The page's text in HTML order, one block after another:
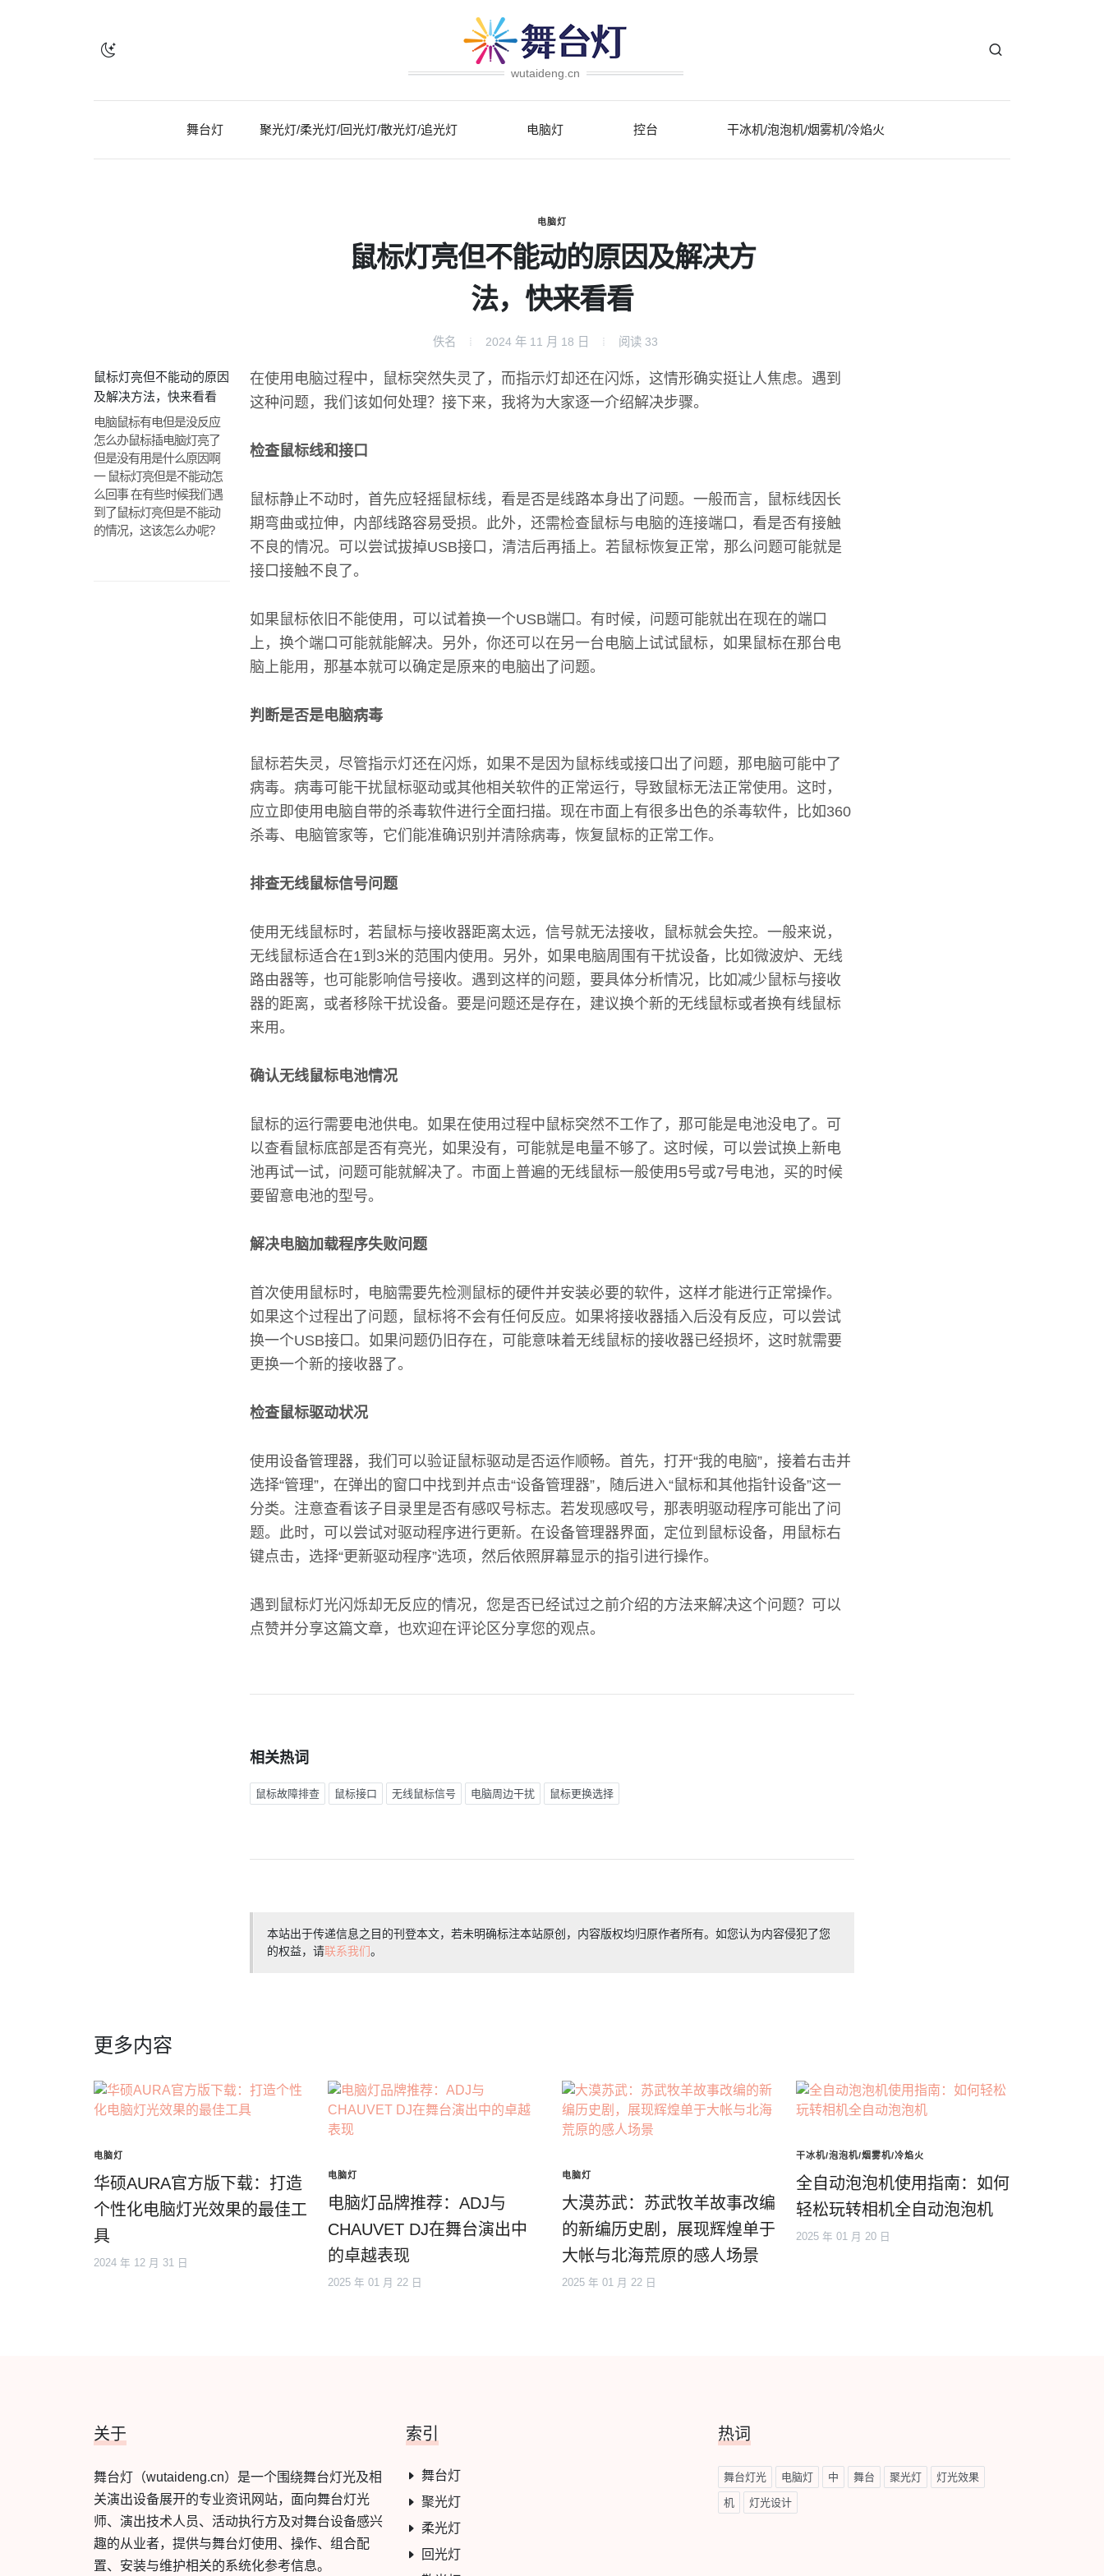
wutaideng.cn
舞台灯 聚光灯/柔光灯/回光灯/散光灯/追光灯 电脑灯 控台 干冰机/泡泡机/烟雾机/冷焰火
电脑灯
鼠标灯亮但不能动的原因及解决方
法，快来看看
佚名 2024 年 11 月 18 日 阅读 33
鼠标灯亮但不能动的原因
及解决方法，快来看看
电脑鼠标有电但是没反应
怎么办鼠标插电脑灯亮了
但是没有用是什么原因啊
一 鼠标灯亮但是不能动怎
么回事 在有些时候我们遇
到了鼠标灯亮但是不能动
的情况，这该怎么办呢?
在使用电脑过程中，鼠标突然失灵了，而指示灯却还在闪烁，这情形确实挺让人焦虑。遇到
这种问题，我们该如何处理？接下来，我将为大家逐一介绍解决步骤。
检查鼠标线和接口
鼠标静止不动时，首先应轻摇鼠标线，看是否是线路本身出了问题。一般而言，鼠标线因长
期弯曲或拉伸，内部线路容易受损。此外，还需检查鼠标与电脑的连接端口，看是否有接触
不良的情况。可以尝试拔掉USB接口，清洁后再插上。若鼠标恢复正常，那么问题可能就是
接口接触不良了。
如果鼠标依旧不能使用，可以试着换一个USB端口。有时候，问题可能就出在现在的端口
上，换个端口可能就能解决。另外，你还可以在另一台电脑上试试鼠标，如果鼠标在那台电
脑上能用，那基本就可以确定是原来的电脑出了问题。
判断是否是电脑病毒
鼠标若失灵，尽管指示灯还在闪烁，如果不是因为鼠标线或接口出了问题，那电脑可能中了
病毒。病毒可能干扰鼠标驱动或其他相关软件的正常运行，导致鼠标无法正常使用。这时，
应立即使用电脑自带的杀毒软件进行全面扫描。现在市面上有很多出色的杀毒软件，比如360
杀毒、电脑管家等，它们能准确识别并清除病毒，恢复鼠标的正常工作。
排查无线鼠标信号问题
使用无线鼠标时，若鼠标与接收器距离太远，信号就无法接收，鼠标就会失控。一般来说，
无线鼠标适合在1到3米的范围内使用。另外，如果电脑周围有干扰设备，比如微波炉、无线
路由器等，也可能影响信号接收。遇到这样的问题，要具体分析情况，比如减少鼠标与接收
器的距离，或者移除干扰设备。要是问题还是存在，建议换个新的无线鼠标或者换有线鼠标
来用。
确认无线鼠标电池情况
鼠标的运行需要电池供电。如果在使用过程中鼠标突然不工作了，那可能是电池没电了。可
以查看鼠标底部是否有亮光，如果没有，可能就是电量不够了。这时候，可以尝试换上新电
池再试一试，问题可能就解决了。市面上普遍的无线鼠标一般使用5号或7号电池，买的时候
要留意电池的型号。
解决电脑加载程序失败问题
首次使用鼠标时，电脑需要先检测鼠标的硬件并安装必要的软件，这样才能进行正常操作。
如果这个过程出了问题，鼠标将不会有任何反应。如果将接收器插入后没有反应，可以尝试
换一个USB接口。如果问题仍旧存在，可能意味着无线鼠标的接收器已经损坏，这时就需要
更换一个新的接收器了。
检查鼠标驱动状况
使用设备管理器，我们可以验证鼠标驱动是否运作顺畅。首先，打开“我的电脑”，接着右击并
选择“管理”，在弹出的窗口中找到并点击“设备管理器”，随后进入“鼠标和其他指针设备”这一
分类。注意查看该子目录里是否有感叹号标志。若发现感叹号，那表明驱动程序可能出了问
题。此时，可以尝试对驱动程序进行更新。在设备管理器界面，定位到鼠标设备，用鼠标右
键点击，选择“更新驱动程序”选项，然后依照屏幕显示的指引进行操作。
遇到鼠标灯光闪烁却无反应的情况，您是否已经试过之前介绍的方法来解决这个问题？可以
点赞并分享这篇文章，也欢迎在评论区分享您的观点。
相关热词
鼠标故障排查 鼠标接口 无线鼠标信号 电脑周边干扰 鼠标更换选择
本站出于传递信息之目的刊登本文，若未明确标注本站原创，内容版权均归原作者所有。如您认为内容侵犯了您
的权益，请联系我们。
更多内容
电脑灯
华硕AURA官方版下载：打造
个性化电脑灯光效果的最佳工
具
2024 年 12 月 31 日
电脑灯
电脑灯品牌推荐：ADJ与
CHAUVET DJ在舞台演出中
的卓越表现
2025 年 01 月 22 日
电脑灯
大漠苏武：苏武牧羊故事改编
的新编历史剧，展现辉煌单于
大帐与北海荒原的感人场景
2025 年 01 月 22 日
干冰机/泡泡机/烟雾机/冷焰火
全自动泡泡机使用指南：如何
轻松玩转相机全自动泡泡机
2025 年 01 月 20 日
关于
舞台灯（wutaideng.cn）是一个围绕舞台灯光及相
关演出设备展开的专业资讯网站，面向舞台灯光
师、演出技术人员、活动执行方及对舞台设备感兴
趣的从业者，提供与舞台灯使用、操作、组合配
置、安装与维护相关的系统化参考信息。
索引
舞台灯
聚光灯
柔光灯
回光灯
热词
舞台灯光 电脑灯 中 舞台 聚光灯 灯光效果
机 灯光设计